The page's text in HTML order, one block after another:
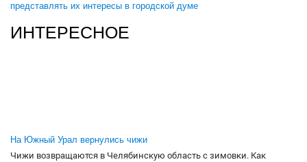
представлять их интересы в городской думе
ИНТЕРЕСНОЕ
На Южный Урал вернулись чижи
Чижи возвращаются в Челябинскую область с зимовки. Как